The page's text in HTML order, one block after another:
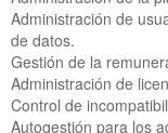
Administración de
de datos.
Gestión de la
Administración de
Control de
Autogestión para los